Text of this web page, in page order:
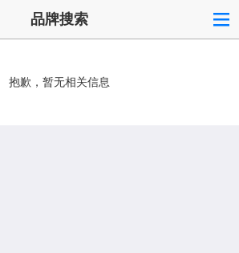
品牌搜索
抱歉，暂无相关信息